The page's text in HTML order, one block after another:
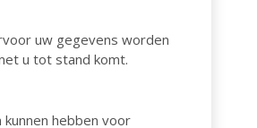
uw gegevens worden
u tot stand komt.
hebben voor